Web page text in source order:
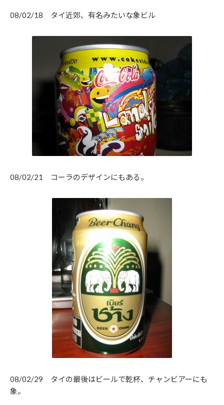
08/02/18 タイ近郊、有名みたいな象ビル
08/02/21 コーラのデザインにもある。
08/02/29 タイの最後はビールで乾杯、チャンビアーにも
象。